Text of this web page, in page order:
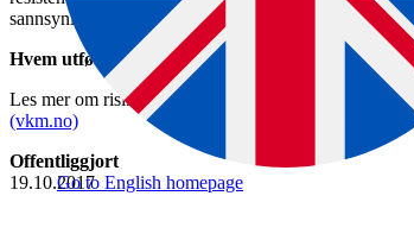
Go to English homepage
sannsynligheten for utvikling, overføring og
Hvem utførte oppdraget?
Les mer om risikovurderingen hos VKM:
(vkm.no)
Offentliggjort
19.10.2017